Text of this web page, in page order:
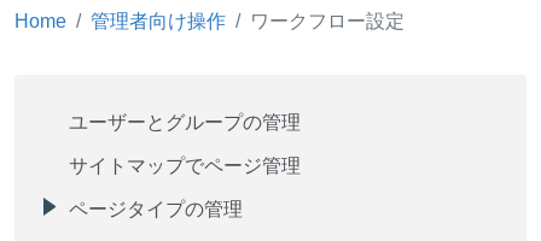
Home 管理者向け操作 ワークフロー設定
ユーザーとグループの管理
サイトマップでページ管理
ページタイプの管理